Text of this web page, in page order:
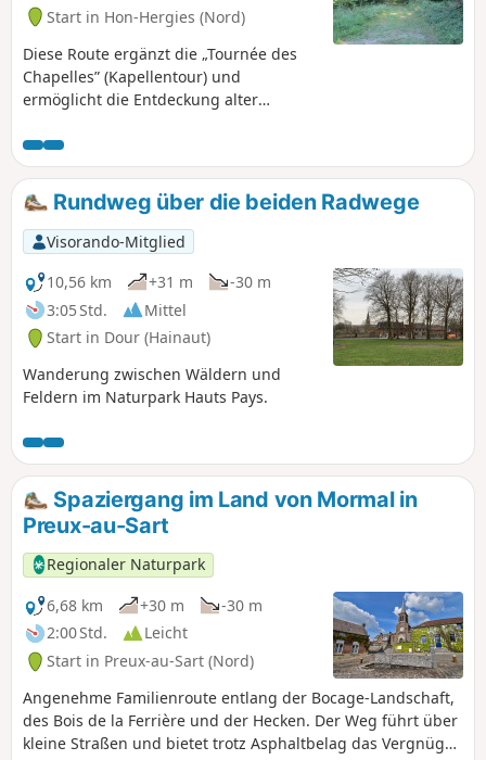
Start in Hon-Hergies (Nord)
Diese Route ergänzt die „Tournée des
Chapelles” (Kapellentour) und
ermöglicht die Entdeckung alter
ihr Thema verbindet sie verschiedene
Generationen. Historische und ländliche
Route: Blaue Steine und Rednerpulte
aus dem Anfang des letzten
Jahrhunderts, die an offiziellen Orten
und auch bei Privatpersonen aufgestellt
sind, erinnern an die
Wirtschaftsgeschichte des Dorfes
zwischen Stein und Heckenlandschaft.
Rundweg über die beiden Radwege
Visorando-Mitglied
10,56 km
+31 m
-30 m
3:05 Std.
Mittel
Start in Dour (Hainaut)
Wanderung zwischen Wäldern und
Feldern im Naturpark Hauts Pays.
Spaziergang im Land von Mormal in
Preux-au-Sart
Regionaler Naturpark
6,68 km
+30 m
-30 m
2:00 Std.
Leicht
Start in Preux-au-Sart (Nord)
Angenehme Familienroute entlang der Bocage-Landschaft,
des Bois de la Ferrière und der Hecken. Der Weg führt über
kleine Straßen und bietet trotz Asphaltbelag das Vergnügen